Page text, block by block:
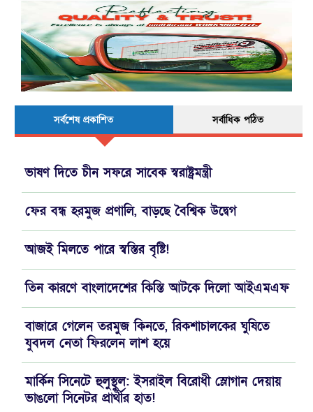
সর্বশেষ প্রকাশিত সর্বাধিক পঠিত
ভাষণ দিতে চীন সফরে সাবেক স্বরাষ্ট্রমন্ত্রী
ফের বন্ধ হরমুজ প্রণালি, বাড়ছে বৈশ্বিক উদ্বেগ
আজই মিলতে পারে স্বস্তির বৃষ্টি!
তিন কারণে বাংলাদেশের কিস্তি আটকে দিলো আইএমএফ
বাজারে গেলেন তরমুজ কিনতে, রিকশাচালকের ঘুষিতে
যুবদল নেতা ফিরলেন লাশ হয়ে
মার্কিন সিনেটে হুলুস্থুল: ইসরাইল বিরোধী স্লোগান দেয়ায়
ভাঙলো সিনেটর প্রার্থীর হাত!